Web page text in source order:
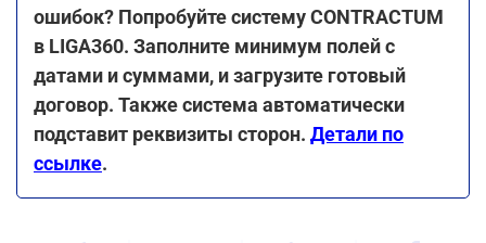
ошибок? Попробуйте систему CONTRACTUM
в LIGA360. Заполните минимум полей с
датами и суммами, и загрузите готовый
договор. Также система автоматически
подставит реквизиты сторон. Детали по
ссылке.